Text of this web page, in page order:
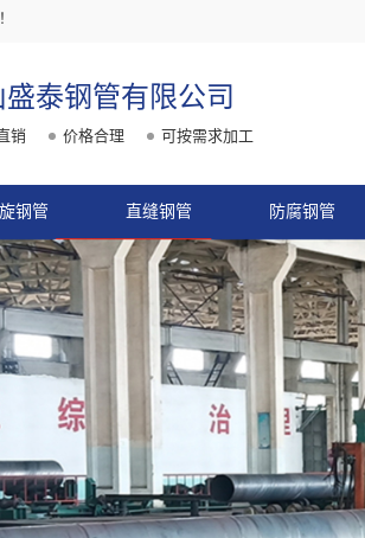
盛泰钢管有限公司
销 价格合理 可按需求加工
钢管 直缝钢管 防腐钢管